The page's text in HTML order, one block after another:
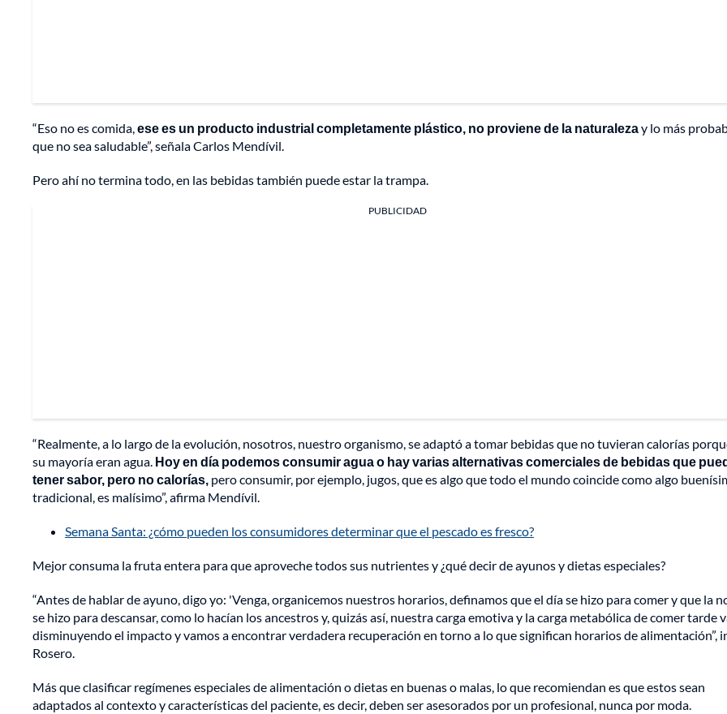
“Eso no es comida,ese es un producto industrial completamente plástico, no proviene de la naturalezay lo más
que no sea saludable”, señala Carlos Mendívil.
Pero ahí no termina todo, en las bebidas también puede estar la trampa.
PUBLICIDAD
“Realmente, a lo largo de la evolución, nosotros, nuestro organismo, se adaptó a tomar bebidas que no tuvieran calorías
su mayoría eran agua. Hoy en día podemos consumir agua o hay varias alternativas comerciales de bebidas que
tener sabor, pero no calorías, pero consumir, por ejemplo, jugos, que es algo que todo el mundo coincide como algo
tradicional, es malísimo”, afirma Mendívil.
Semana Santa: ¿cómo pueden los consumidores determinar que el pescado es fresco?
Mejor consuma la fruta entera para que aproveche todos sus nutrientes y ¿qué decir de ayunos y dietas especiales?
“Antes de hablar de ayuno, digo yo: 'Venga, organicemos nuestros horarios, definamos que el día se hizo para comer y que la
se hizo para descansar, como lo hacían los ancestros y, quizás así, nuestra carga emotiva y la carga metabólica de comer tarde
disminuyendo el impacto y vamos a encontrar verdadera recuperación en torno a lo que significan horarios de alimentación”,
Rosero.
Más que clasificar regímenes especiales de alimentación o dietas en buenas o malas, lo que recomiendan es que estos sean
adaptados al contexto y características del paciente, es decir, deben ser asesorados por un profesional, nunca por moda.